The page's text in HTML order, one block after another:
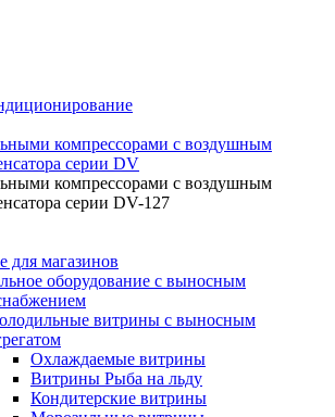
компрессорами с воздушным
серии DV
компрессорами с воздушным
серии DV-127
для магазинов
оборудование с выносным
витрины с выносным
Охлаждаемые витрины
Витрины Рыба на льду
Кондитерские витрины